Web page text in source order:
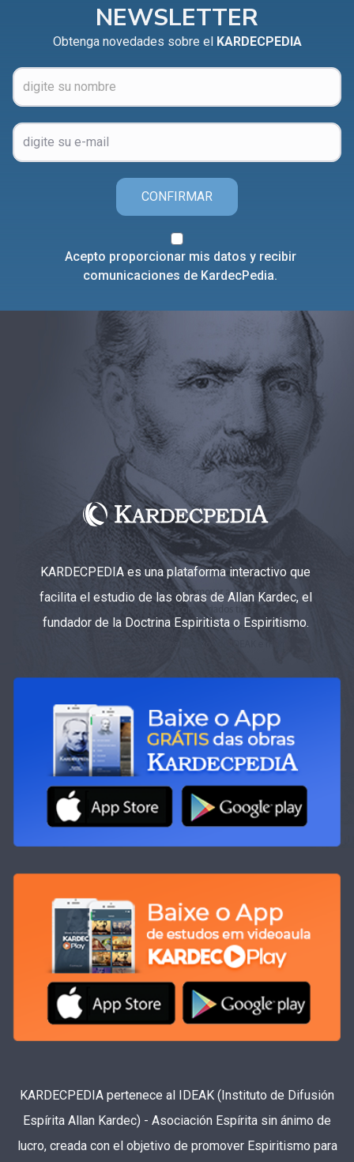
NEWSLETTER
Obtenga novedades sobre el KARDECPEDIA
CONFIRMAR
Acepto proporcionar mis datos y recibir
comunicaciones de KardecPedia.
KARDECPEDIA es una plataforma interactivo que
facilita el estudio de las obras de Allan Kardec, el
fundador de la Doctrina Espiritista o Espiritismo.
KARDECPEDIA pertenece al IDEAK (Instituto de Difusión
Espírita Allan Kardec) - Asociación Espírita sin ánimo de
lucro, creada con el objetivo de promover Espiritismo para